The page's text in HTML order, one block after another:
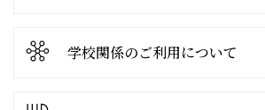
学校関係のご利用について